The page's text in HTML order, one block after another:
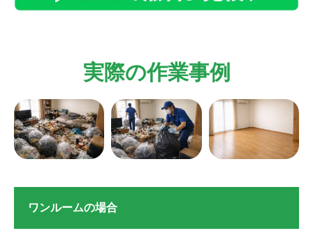
実際の作業事例
ワンルームの場合